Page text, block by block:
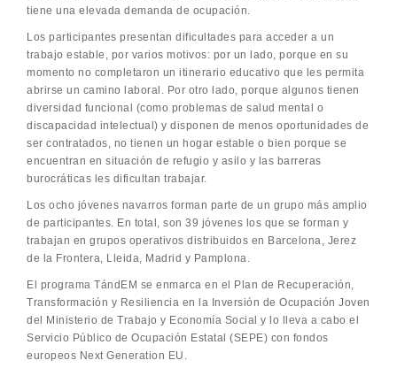
tiene una elevada demanda de ocupación.
Los participantes presentan dificultades para acceder a un
trabajo estable, por varios motivos: por un lado, porque en su
momento no completaron un itinerario educativo que les permita
abrirse un camino laboral. Por otro lado, porque algunos tienen
diversidad funcional (como problemas de salud mental o
discapacidad intelectual) y disponen de menos oportunidades de
ser contratados, no tienen un hogar estable o bien porque se
encuentran en situación de refugio y asilo y las barreras
burocráticas les dificultan trabajar.
Los ocho jóvenes navarros forman parte de un grupo más amplio
de participantes. En total, son 39 jóvenes los que se forman y
trabajan en grupos operativos distribuidos en Barcelona, Jerez
de la Frontera, Lleida, Madrid y Pamplona.
El programa TándEM se enmarca en el Plan de Recuperación,
Transformación y Resiliencia en la Inversión de Ocupación Joven
del Ministerio de Trabajo y Economía Social y lo lleva a cabo el
Servicio Público de Ocupación Estatal (SEPE) con fondos
europeos Next Generation EU.